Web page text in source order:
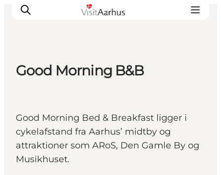
Byer og steder
Planlæg ferien
Transport
Good Morning B&B
Good Morning Bed & Breakfast ligger i
cykelafstand fra Aarhus’ midtby og
attraktioner som ARoS, Den Gamle By og
Musikhuset.